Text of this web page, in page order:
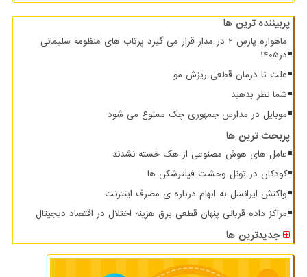
پربیننده ترین ها
ماهواره پارس 2 در مدار قرار می گیرد پرتاب های منظومه سلیمانی
در1405
علت تا درمان قطعی ریزش مو
شما نظر بدهید
موبایل در مدارس جمهوری چک ممنوع می شود
پربحث ترین ها
عامل های هوش مصنوعی از هک خسته نشدند
کودکان در تونل وحشت فیلترشکن ها
واکنش ایرانسل به ابهام درباره ی مصرف اینترنت
مراکز داده قربانی پنهان قطعی برق هزینه اختلال در اقتصاد دیجیتال
جدیدترین ها